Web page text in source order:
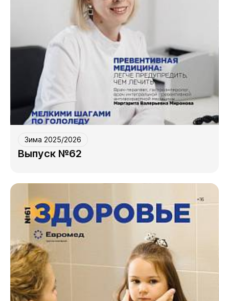
Зима 2025/2026
Выпуск №62